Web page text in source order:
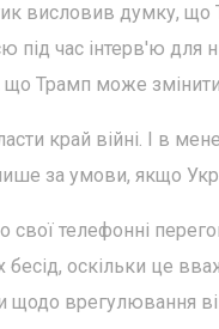
висловив думку,
під час інтерв'ю для
Трамп може
край війні. І в
за умови, якщо
свої телефонні
бесід, оскільки це
щодо врегулювання